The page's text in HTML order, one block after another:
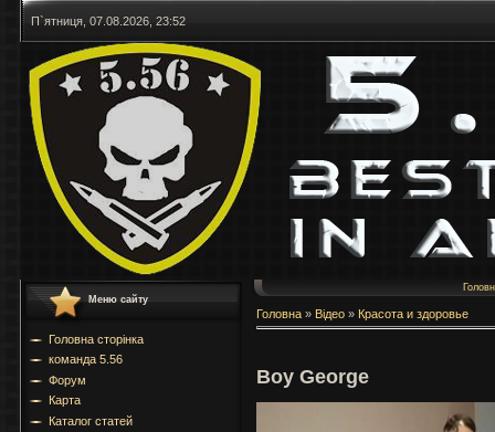
П`ятниця, 07.08.2026, 23:52
Меню сайту
Головна сторінка
команда 5.56
Форум
Карта
Каталог статей
Головна » Відео » Красота и здоровье
Boy George